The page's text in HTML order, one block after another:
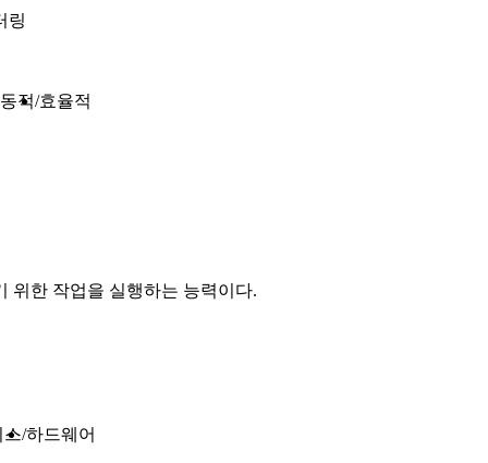
링
적 효율적
위한 작업을 실행하는 능력이다.
스 하드웨어